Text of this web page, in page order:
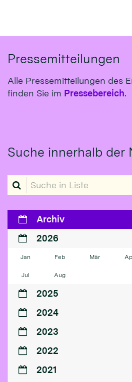
Pressemitteilungen
Alle Pressemitteilungen des
finden Sie im Pressebereich.
Suche innerhalb der
Suche in Liste
Archiv
2026
Jan Feb Mär
Jul Aug
2025
2024
2023
2022
2021